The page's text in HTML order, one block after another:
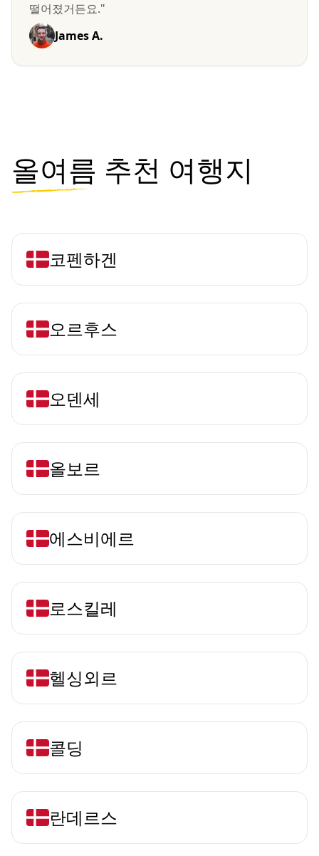
떨어졌거든요."
James A.
올여름 추천 여행지
코펜하겐
오르후스
오덴세
올보르
에스비에르
로스킬레
헬싱외르
콜딩
란데르스